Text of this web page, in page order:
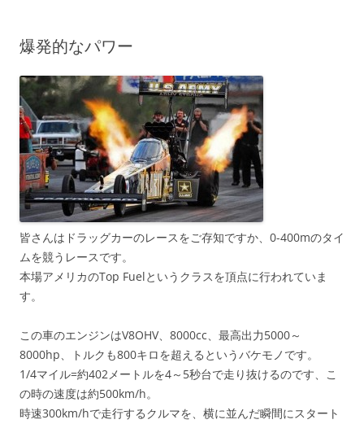
爆発的なパワー
皆さんはドラッグカーのレースをご存知ですか、0-400mのタイ
ムを競うレースです。
本場アメリカのTop Fuelというクラスを頂点に行われていま
す。
この車のエンジンはV8OHV、8000cc、最高出力5000～
8000hp、トルクも800キロを超えるというバケモノです。
1/4マイル=約402メートルを4～5秒台で走り抜けるのです、こ
の時の速度は約500km/h。
時速300km/hで走行するクルマを、横に並んだ瞬間にスタート